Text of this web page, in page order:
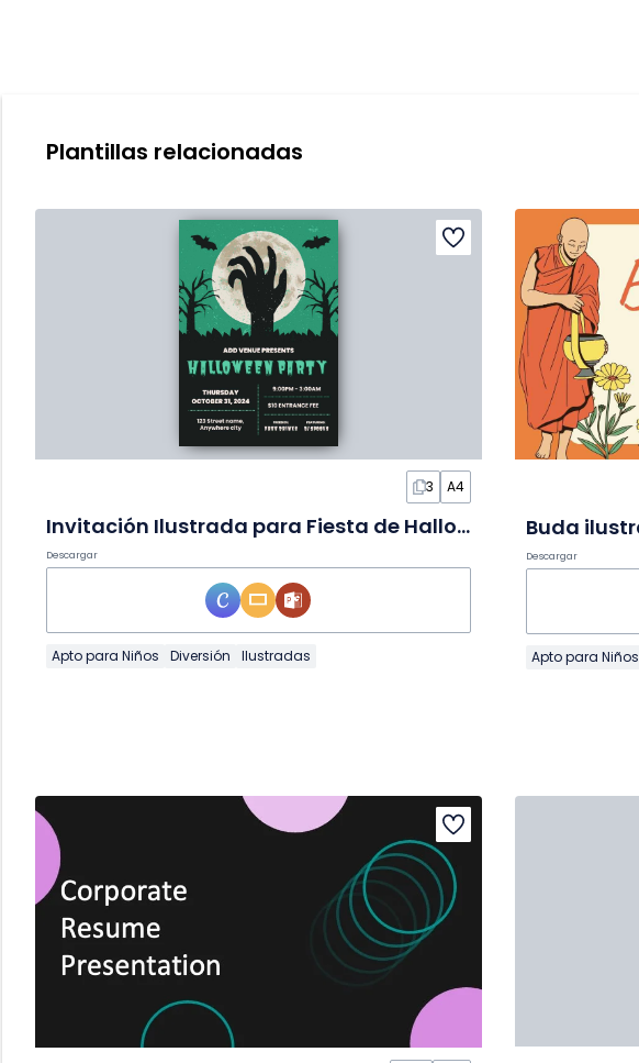
Plantillas relacionadas
3 A4
Invitación Ilustrada para Fiesta de Halloween en Diapositivas
Descargar
Apto para Niños Diversión Ilustradas
Descargar
Apto para Niños